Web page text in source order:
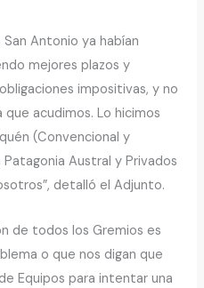
Antonio ya habían
mejores plazos y
impositivas, y no
acudimos. Lo hicimos
(Convencional y
Austral y Privados
detalló el Adjunto.
de todos los Gremios es
o que nos digan que
Equipos para intentar una